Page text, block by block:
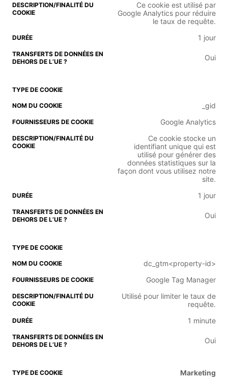
Ce cookie est utilisé par
Google Analytics pour réduire
le taux de requête.
1 jour
Oui
_gid
Google Analytics
Ce cookie stocke un
identifiant unique qui est
utilisé pour générer des
données statistiques sur la
façon dont vous utilisez notre
site.
1 jour
Oui
dc_gtm<property-id>
Google Tag Manager
Utilisé pour limiter le taux de
requête.
1 minute
Oui
Marketing